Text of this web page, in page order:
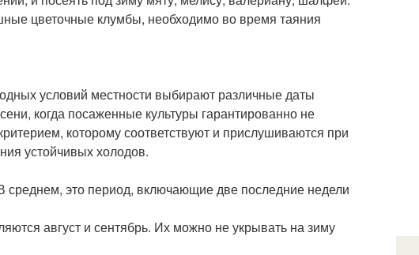
цветочные клумбы, необходимо во время таяния
условий местности выбирают различные даты
когда посаженные культуры гарантированно не
которому соответствуют и прислушиваются при
устойчивых холодов.
среднем, это период, включающие две последние недели
август и сентябрь. Их можно не укрывать на зиму